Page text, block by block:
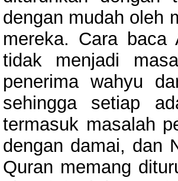
dengan mudah oleh
mereka. Cara baca
tidak menjadi
penerima wahyu
sehingga setiap
termasuk masalah
dengan damai, dan
Quran memang